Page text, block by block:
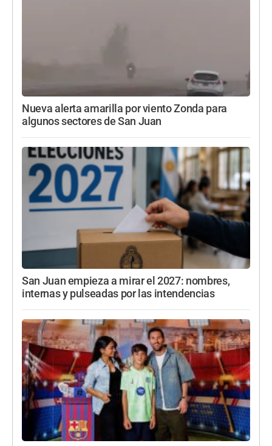
Nueva alerta amarilla por viento Zonda para
algunos sectores de San Juan
San Juan empieza a mirar el 2027: nombres,
internas y pulseadas por las intendencias